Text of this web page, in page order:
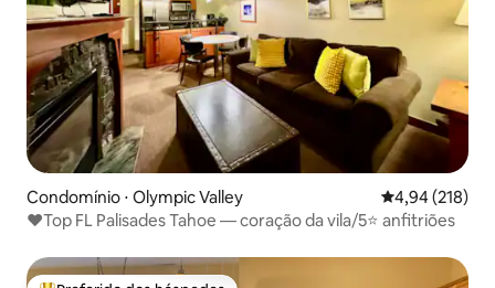
Condomínio ⋅ Olympic Valley 4,94 de uma
4,94 (218)
❤️Top FL Palisades Tahoe — coração da vila/5⭐ anfitriões